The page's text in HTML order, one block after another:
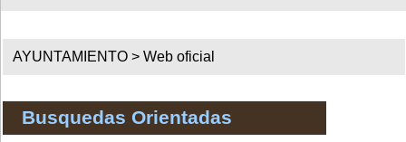
AYUNTAMIENTO > Web oficial
Busquedas Orientadas